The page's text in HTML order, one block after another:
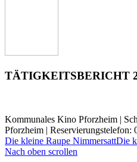
TÄTIGKEITSBERICHT
Kommunales Kino Pforzheim |
Pforzheim | Reservierungstelefon:
Die kleine Raupe NimmersattDie
Nach oben scrollen